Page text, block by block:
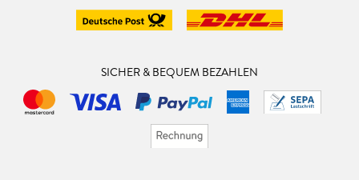
SICHER & BEQUEM BEZAHLEN